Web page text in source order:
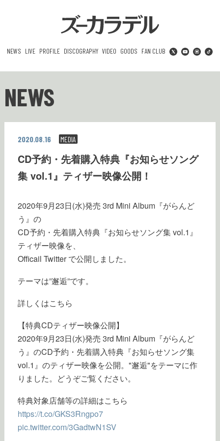
NEWS LIVE PROFILE DISCOGRAPHY VIDEO GOODS FAN CLUB
NEWS
2020.08.16 MEDIA
CD予約・先着購入特典『お知らせソング
集 vol.1』ティザー映像公開！
2020年9月23日(水)発売 3rd Mini Album『がらんど
う』の
CD予約・先着購入特典『お知らせソング集 vol.1』
ティザー映像を、
Officail Twitter で公開しました。
テーマは”邂逅”です。
詳しくはこちら
【特典CDティザー映像公開】
2020年9月23日(水)発売 3rd Mini Album『がらんど
う』のCD予約・先着購入特典『お知らせソング集
vol.1』のティザー映像を公開。"邂逅"をテーマに作
りました。どうぞご覧ください。
特典対象店舗等の詳細はこちら
https://t.co/GKS3Rngpo7
pic.twitter.com/3GadtwN1SV